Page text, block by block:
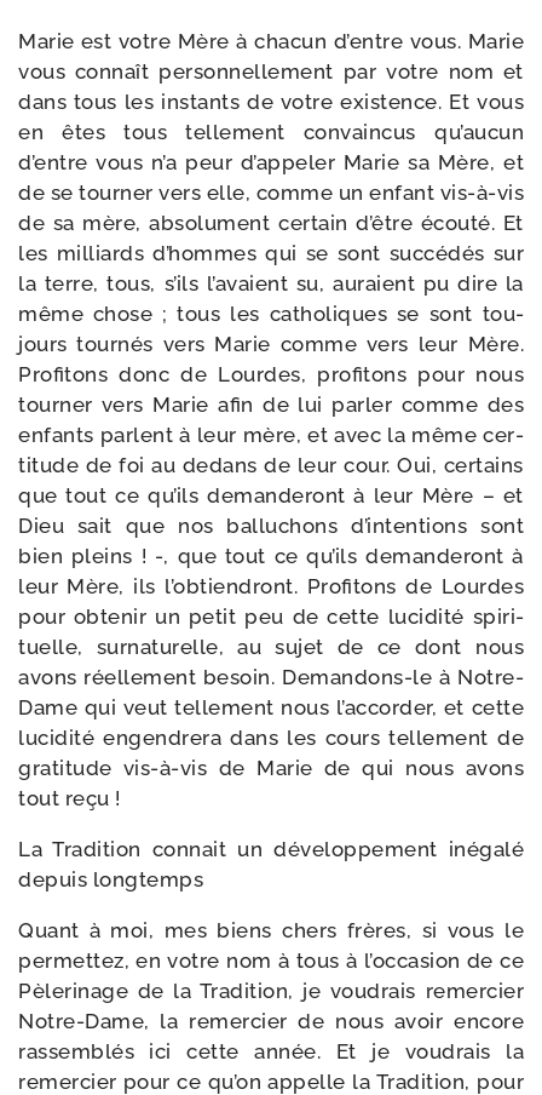
Marie est votre Mère à cha­cun d’entre vous. Marie
vous connaît per­son­nel­le­ment par votre nom et
dans tous les ins­tants de votre exis­tence. Et vous
en êtes tous tel­le­ment convain­cus qu’au­cun
d’entre vous n’a peur d’ap­pe­ler Marie sa Mère, et
de se tour­ner vers elle, comme un enfant vis-​à-​vis
de sa mère, abso­lu­ment cer­tain d’être écou­té. Et
les mil­liards d’hommes qui se sont suc­cé­dés sur
la terre, tous, s’ils l’a­vaient su, auraient pu dire la
même chose ; tous les catho­liques se sont tou­
jours tour­nés vers Marie comme vers leur Mère.
Profitons donc de Lourdes, pro­fi­tons pour nous
tour­ner vers Marie afin de lui par­ler comme des
enfants parlent à leur mère, et avec la même cer­
ti­tude de foi au dedans de leur cour. Oui, cer­tains
que tout ce qu’ils deman­de­ront à leur Mère – et
Dieu sait que nos bal­lu­chons d’in­ten­tions sont
bien pleins ! -, que tout ce qu’ils deman­de­ront à
leur Mère, ils l’ob­tien­dront. Profitons de Lourdes
pour obte­nir un petit peu de cette luci­di­té spi­ri­
tuelle, sur­na­tu­relle, au sujet de ce dont nous
avons réel­le­ment besoin. Demandons-​le à Notre-​
Dame qui veut tel­le­ment nous l’ac­cor­der, et cette
luci­di­té engen­dre­ra dans les cours tel­le­ment de
gra­ti­tude vis-​à-​vis de Marie de qui nous avons
tout reçu !
La Tradition connait un déve­lop­pe­ment inéga­lé
depuis longtemps
Quant à moi, mes biens chers frères, si vous le
per­met­tez, en votre nom à tous à l’oc­ca­sion de ce
Pèlerinage de la Tradition, je vou­drais remer­cier
Notre-​Dame, la remer­cier de nous avoir encore
ras­sem­blés ici cette année. Et je vou­drais la
remer­cier pour ce qu’on appelle la Tradition, pour